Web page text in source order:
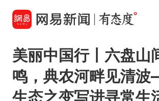
美丽中国行丨六盘山
鸣，典农河畔见清
生态之变写进寻常生